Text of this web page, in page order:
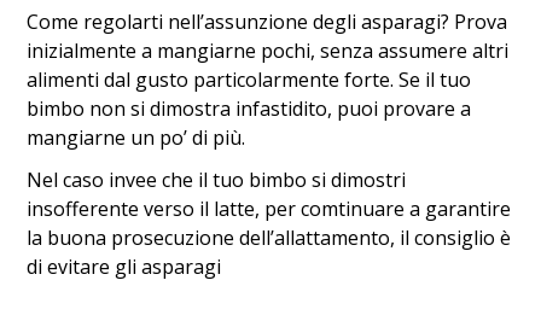
Come regolarti nell’assunzione degli asparagi? Prova
inizialmente a mangiarne pochi, senza assumere altri
alimenti dal gusto particolarmente forte. Se il tuo
bimbo non si dimostra infastidito, puoi provare a
mangiarne un po’ di più.
Nel caso invee che il tuo bimbo si dimostri
insofferente verso il latte, per comtinuare a garantire
la buona prosecuzione dell’allattamento, il consiglio è
di evitare gli asparagi